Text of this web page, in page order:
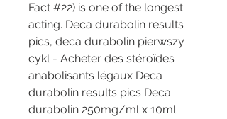
Fact #22) is one of the longest
acting. Deca durabolin results
pics, deca durabolin pierwszy
cykl - Acheter des stéroïdes
anabolisants légaux Deca
durabolin results pics Deca
durabolin 250mg/ml x 10ml.